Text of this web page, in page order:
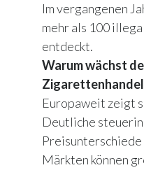
Im vergangenen
mehr als 100
entdeckt.
Warum wächst
Zigarettenhandel
Europaweit zeigt
Deutliche
Märkten können